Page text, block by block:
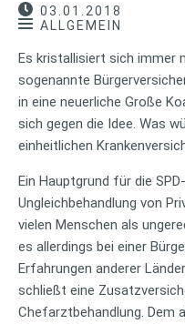
03.01.2018
ALLGEMEIN
Es kristallisiert sich immer
sogenannte
in eine neuerliche Große
sich gegen die Idee. Was
einheitlichen
Ein Hauptgrund für die
Ungleichbehandlung von
vielen Menschen als
es allerdings bei einer
Erfahrungen anderer
schließt eine
Chefarztbehandlung. Dem